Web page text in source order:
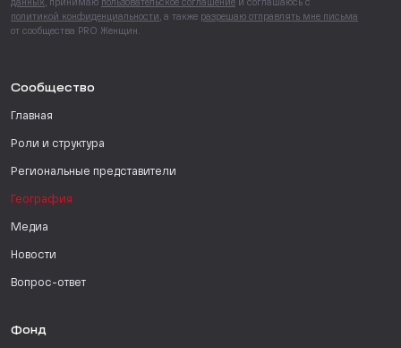
данных , принимаю пользовательское соглашение и соглашаюсь с
политикой конфиденциальности , а также разрешаю отправлять мне письма
от сообщества PRO Женщин.
Сообщество
Главная
Роли и структура
Региональные представители
География
Медиа
Новости
Вопрос-ответ
Фонд